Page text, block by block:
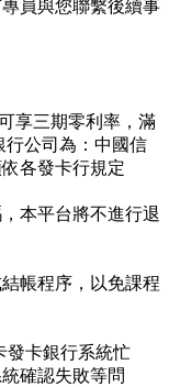
員與您聯繫後續事
享三期零利率，滿
行公司為：中國信
各發卡行規定
本平台將不進行退
帳程序，以免課程
發卡銀行系統忙
確認失敗等問